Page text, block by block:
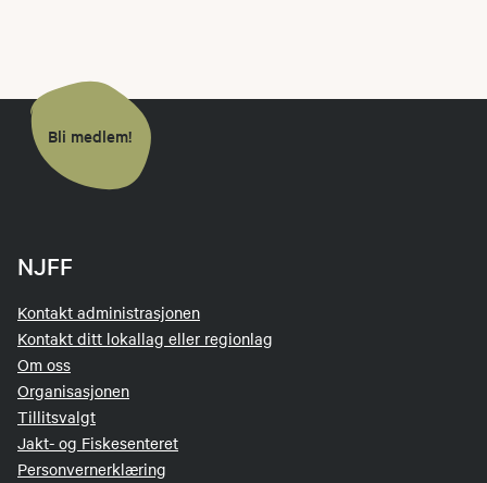
Bli medlem!
NJFF
Kontakt administrasjonen
Kontakt ditt lokallag eller regionlag
Om oss
Organisasjonen
Tillitsvalgt
Jakt- og Fiskesenteret
Personvernerklæring